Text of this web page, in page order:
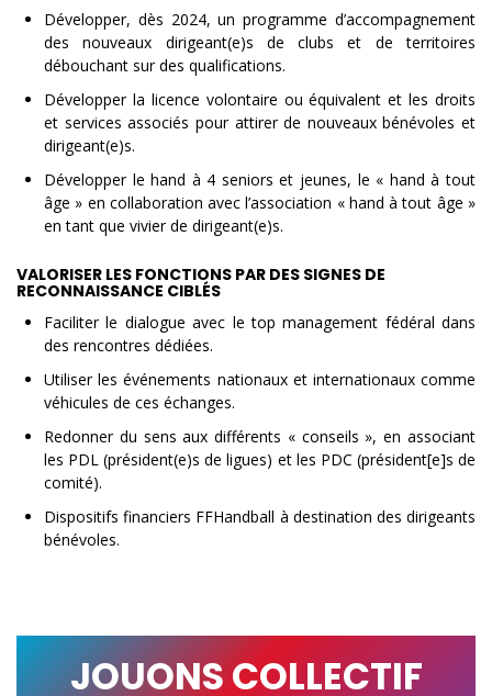
Développer, dès 2024, un programme d’accompagnement
des nouveaux dirigeant(e)s de clubs et de territoires
débouchant sur des qualifications.
Développer la licence volontaire ou équivalent et les droits
et services associés pour attirer de nouveaux bénévoles et
dirigeant(e)s.
Développer le hand à 4 seniors et jeunes, le « hand à tout
âge » en collaboration avec l’association « hand à tout âge »
en tant que vivier de dirigeant(e)s.
VALORISER LES FONCTIONS PAR DES SIGNES DE
RECONNAISSANCE CIBLÉS
Faciliter le dialogue avec le top management fédéral dans
des rencontres dédiées.
Utiliser les événements nationaux et internationaux comme
véhicules de ces échanges.
Redonner du sens aux différents « conseils », en associant
les PDL (président(e)s de ligues) et les PDC (président[e]s de
comité).
Dispositifs financiers FFHandball à destination des dirigeants
bénévoles.
JOUONS COLLECTIF